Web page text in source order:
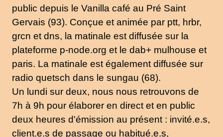
Contact
public depuis le Vanilla café au Pré Saint
Gervais (93). Conçue et animée par ptt, hrbr,
grcn et dns, la matinale est diffusée sur la
plateforme p-node.org et le dab+ mulhouse et
paris. La matinale est également diffusée sur
radio quetsch dans le sungau (68).
Un lundi sur deux, nous nous retrouvons de
7h à 9h pour élaborer en direct et en public
deux heures d'émission au présent : invité.e.s,
client.e.s de passage ou habitué.e.s,